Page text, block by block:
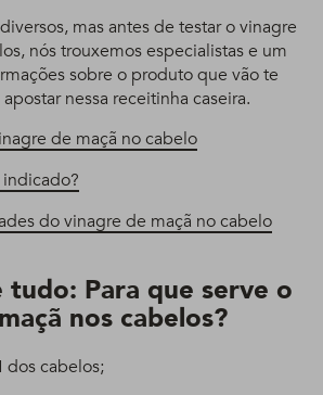
mas antes de testar o vinagre
nós trouxemos especialistas e um
sobre o produto que vão te
nessa receitinha caseira.
de maçã no cabelo
do vinagre de maçã no cabelo
tudo: Para que serve o
nos cabelos?
dos cabelos;